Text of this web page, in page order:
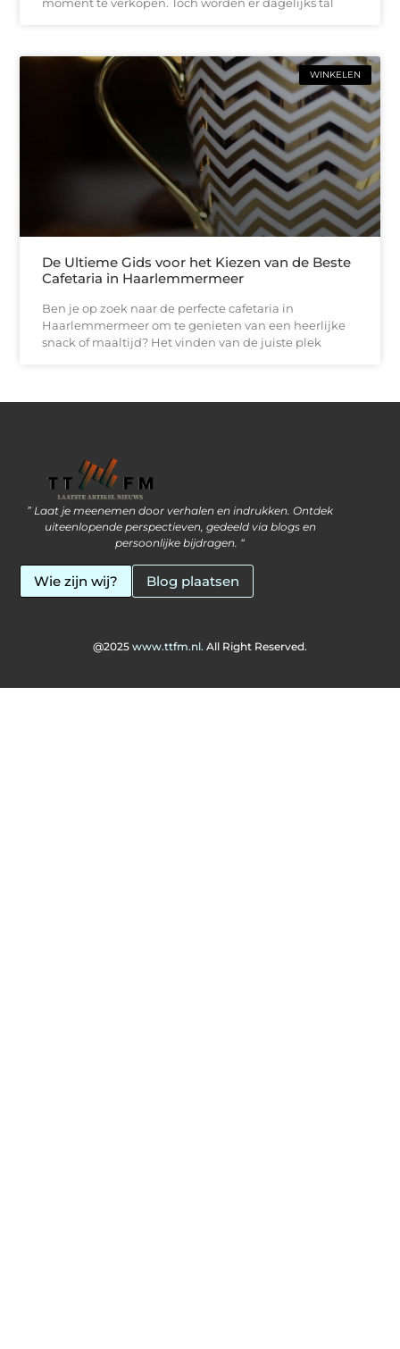
moment te verkopen. Toch worden er dagelijks tal
WINKELEN
De Ultieme Gids voor het Kiezen van de Beste
Cafetaria in Haarlemmermeer
Ben je op zoek naar de perfecte cafetaria in
Haarlemmermeer om te genieten van een heerlijke
snack of maaltijd? Het vinden van de juiste plek
” Laat je meenemen door verhalen en indrukken. Ontdek
uiteenlopende perspectieven, gedeeld via blogs en
persoonlijke bijdragen. “
Wie zijn wij? Blog plaatsen
@2025 www.ttfm.nl. All Right Reserved.